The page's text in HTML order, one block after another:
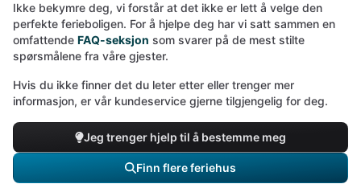
Ikke bekymre deg, vi forstår at det ikke er lett å velge den
perfekte ferieboligen. For å hjelpe deg har vi satt sammen en
omfattende FAQ-seksjon som svarer på de mest stilte
spørsmålene fra våre gjester.
Hvis du ikke finner det du leter etter eller trenger mer
informasjon, er vår kundeservice gjerne tilgjengelig for deg.
Jeg trenger hjelp til å bestemme meg
Finn flere feriehus